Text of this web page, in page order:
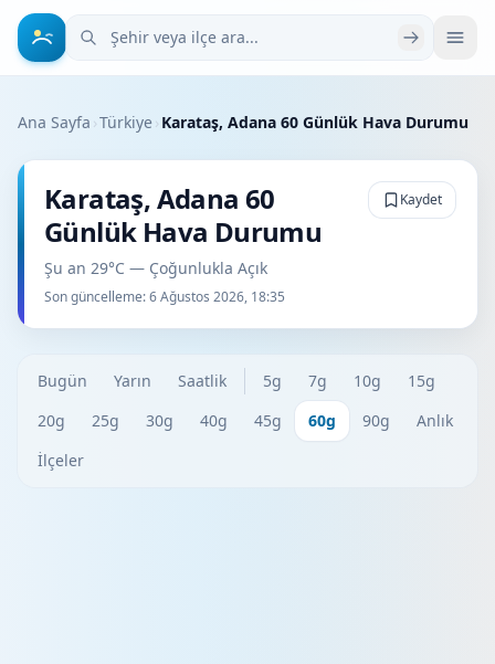
Şehir veya ilçe ara
Ana Sayfa ›Türkiye› Karataş, Adana 60 Günlük Hava Durumu
Karataş, Adana 60
Günlük Hava Durumu
Şu an 29°C — Çoğunlukla Açık
Son güncelleme:6 Ağustos 2026, 18:35
Kaydet
Bugün Yarın Saatlik 5g 7g 10g
15g
20g
25g 30g 40g 45g 60g 90g
Anlık
İlçeler